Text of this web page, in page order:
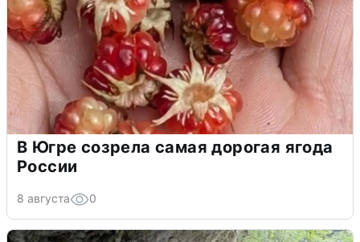
В Югре созрела самая дорогая ягода
России
8 августа 0